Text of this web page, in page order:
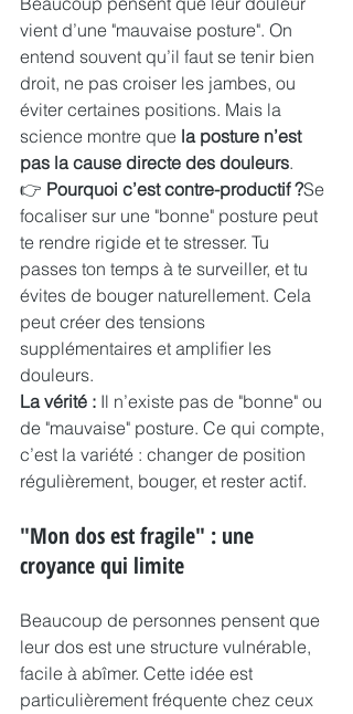
vient d’une "mauvaise posture". On
entend souvent qu’il faut se tenir bien
droit, ne pas croiser les jambes, ou
éviter certaines positions. Mais la
science montre que la posture n’est
pas la cause directe des douleurs.
👉 Pourquoi c’est contre-productif ?Se
focaliser sur une "bonne" posture peut
te rendre rigide et te stresser. Tu
passes ton temps à te surveiller, et tu
évites de bouger naturellement. Cela
peut créer des tensions
supplémentaires et amplifier les
douleurs.
La vérité : Il n’existe pas de "bonne" ou
de "mauvaise" posture. Ce qui compte,
c’est la variété : changer de position
régulièrement, bouger, et rester actif.
"Mon dos est fragile" : une
croyance qui limite
Beaucoup de personnes pensent que
leur dos est une structure vulnérable,
facile à abîmer. Cette idée est
particulièrement fréquente chez ceux